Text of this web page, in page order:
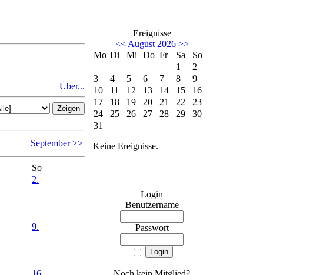
Über...
September >>
So
2.
9.
Ereignisse
<< August 2026 >>
Mo Di Mi Do Fr Sa
So
1
2
3
4 5 6 7 8
9
10
11 12 13 14 15
16
17
18 19 20 21 22
23
24
25 26 27 28 29
30
31
Keine Ereignisse.
Login
Benutzername
Passwort